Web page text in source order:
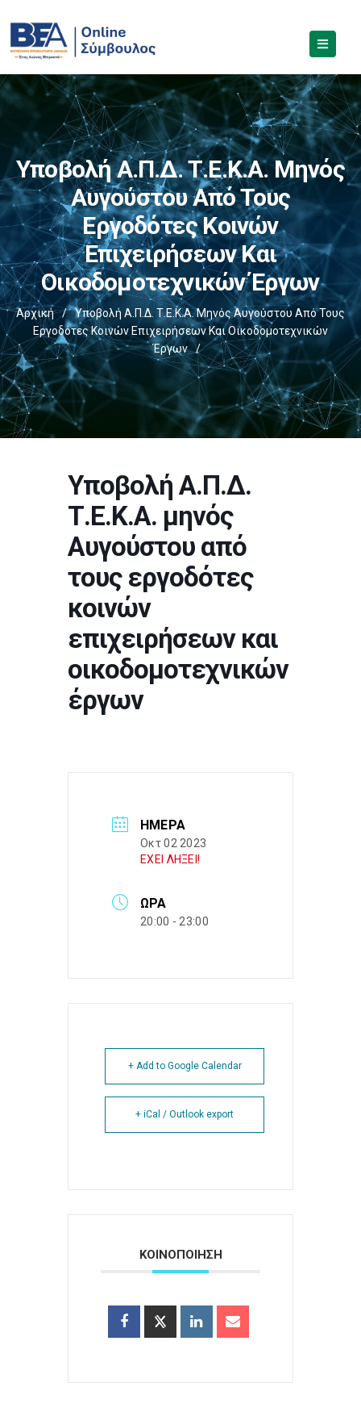
Υποβολή Α.Π.Δ. Τ.Ε.Κ.Α. Μηνός
Αυγούστου Από Τους
Εργοδότες Κοινών
Επιχειρήσεων Και
Οικοδομοτεχνικών Έργων
Αρχική /
Υποβολή Α.Π.Δ. Τ.Ε.Κ.Α. Μηνός Αυγούστου Από Τους
Εργοδότες Κοινών Επιχειρήσεων Και Οικοδομοτεχνικών
Έργων
/
Υποβολή Α.Π.Δ.
Τ.Ε.Κ.Α. μηνός
Αυγούστου από
τους εργοδότες
κοινών
επιχειρήσεων και
οικοδομοτεχνικών
έργων
ΗΜΈΡΑ
Οκτ 02 2023
ΕΧΕΙ ΛΗΞΕΙ!
ΏΡΑ
20:00 - 23:00
+ Add to Google Calendar
+ iCal / Outlook export
ΚΟΙΝΟΠΟΙΗΣΗ